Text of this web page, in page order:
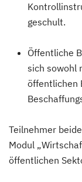
geschult.
Öffentliche
sich sowohl
öffentlichen
Teilnehmer
Modul
öffentlichen